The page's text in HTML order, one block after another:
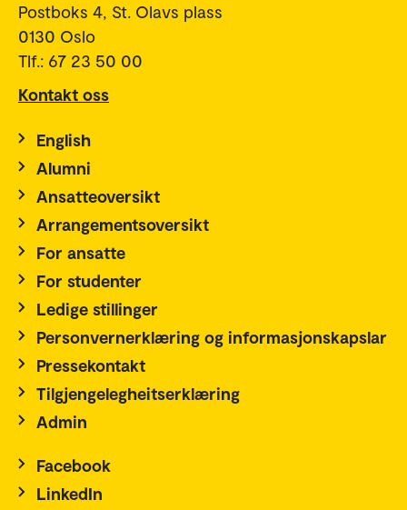
Postboks 4, St. Olavs plass
0130 Oslo
Tlf.: 67 23 50 00
Kontakt oss
English
Alumni
Ansatteoversikt
Arrangementsoversikt
For ansatte
For studenter
Ledige stillinger
Personvernerklæring og informasjonskapslar
Pressekontakt
Tilgjengelegheitserklæring
Admin
Facebook
LinkedIn